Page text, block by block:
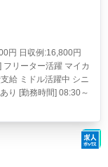
円 日収例:16,800円
リーター活躍 マイカ
給 ミドル活躍中 シニ
り [勤務時間] 08:30～